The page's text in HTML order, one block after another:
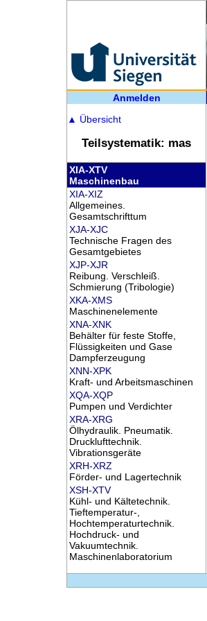
Anmelden
▲ Übersicht
Teilsystematik: mas
XIA-XTV
Maschinenbau
XIA-XIZ
Allgemeines.
Gesamtschrifttum
XJA-XJC
Technische Fragen des
Gesamtgebietes
XJP-XJR
Reibung. Verschleiß.
Schmierung (Tribologie)
XKA-XMS
Maschinenelemente
XNA-XNK
Behälter für feste Stoffe,
Flüssigkeiten und Gase
Dampferzeugung
XNN-XPK
Kraft- und Arbeitsmaschinen
XQA-XQP
Pumpen und Verdichter
XRA-XRG
Ölhydraulik. Pneumatik.
Drucklufttechnik.
Vibrationsgeräte
XRH-XRZ
Förder- und Lagertechnik
XSH-XTV
Kühl- und Kältetechnik.
Tieftemperatur-,
Hochtemperaturtechnik.
Hochdruck- und
Vakuumtechnik.
Maschinenlaboratorium